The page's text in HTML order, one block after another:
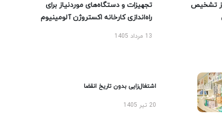
تشخیص
تجهیزات و دستگاه‌های موردنیاز برای
راه‌اندازی کارخانه اکستروژن آلومینیوم
13 مرداد 1405
اشتغال‌زایی بدون تاریخ انقضا
20 تیر 1405